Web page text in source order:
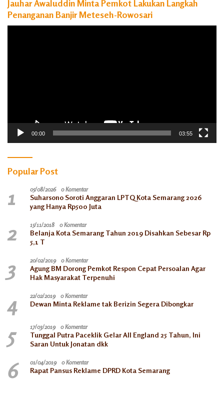
Jauhar Awaluddin Minta Pemkot Lakukan Langkah
Penanganan Banjir Meteseh-Rowosari
00:00 03:55
Popular Post
1 05/08/2026 0 Komentar
Suharsono Soroti Anggaran LPTQ Kota Semarang 2026
yang Hanya Rp500 Juta
2 15/11/2018 0 Komentar
Belanja Kota Semarang Tahun 2019 Disahkan Sebesar Rp
5,1 T
3 20/02/2019 0 Komentar
Agung BM Dorong Pemkot Respon Cepat Persoalan Agar
Hak Masyarakat Terpenuhi
4 22/02/2019 0 Komentar
Dewan Minta Reklame tak Berizin Segera Dibongkar
5 17/03/2019 0 Komentar
Tunggal Putra Paceklik Gelar All England 25 Tahun, Ini
Saran Untuk Jonatan dkk
6 01/04/2019 0 Komentar
Rapat Pansus Reklame DPRD Kota Semarang